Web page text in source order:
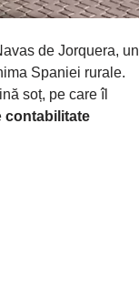
de Jorquera, un
Spaniei rurale.
soț, pe care îl
contabilitate